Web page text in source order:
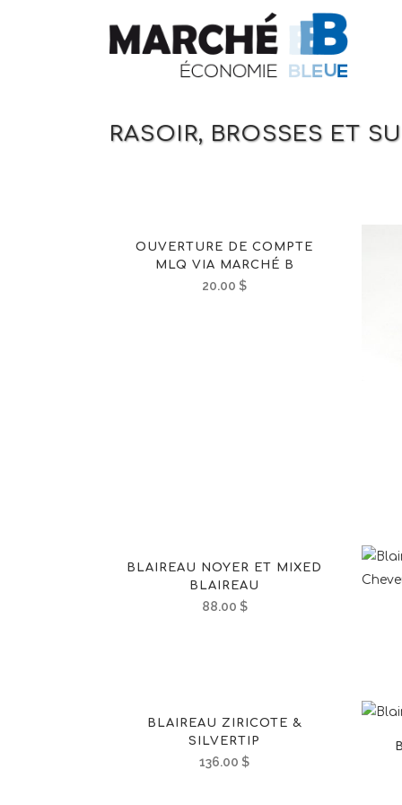
RASOIR, BROSSES ET
OUVERTURE DE COMPTE
MLQ VIA MARCHÉ B
20.00$
BLAIREAU NOYER ET MIXED
BLAIREAU
88.00 $
BLAIREAU ZIRICOTE &
SILVERTIP
136.00$